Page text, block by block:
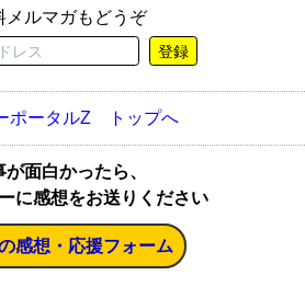
メルマガもどうぞ
登録
ポータルZ トップへ
が面白かったら、
に感想をお送りください
感想・応援フォーム